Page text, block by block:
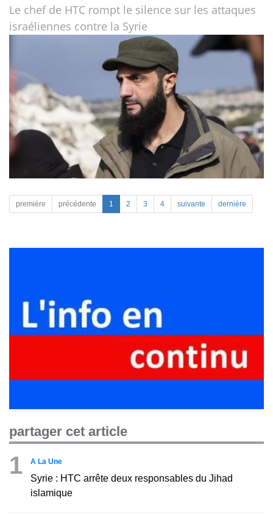
Le chef de HTC rompt le silence sur les attaques
israéliennes contre la Syrie
première précédente 1 2 3 4 suivante dernière
partager cet article
1 A La Une
Syrie : HTC arrête deux responsables du Jihad
islamique